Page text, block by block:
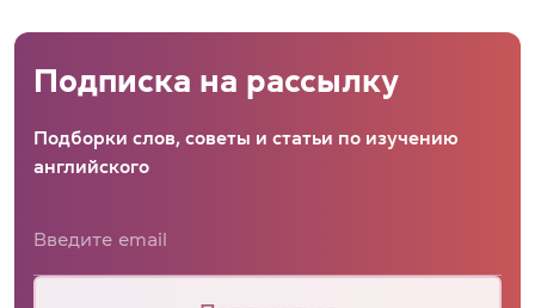
Подписка на рассылку
Подборки слов, советы и статьи по изучению
английского